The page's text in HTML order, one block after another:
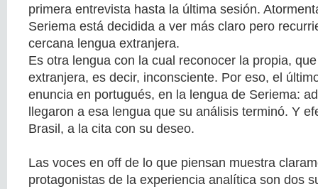
primera entrevista hasta la última sesión.
Seriema está decidida a ver más claro pero
cercana lengua extranjera.
Es otra lengua con la cual reconocer la propia,
extranjera, es decir, inconsciente. Por eso, el
enuncia en portugués, en la lengua de Seriema:
llegaron a esa lengua que su análisis terminó. Y
Brasil, a la cita con su deseo.
Las voces en off de lo que piensan muestra
protagonistas de la experiencia analítica son dos